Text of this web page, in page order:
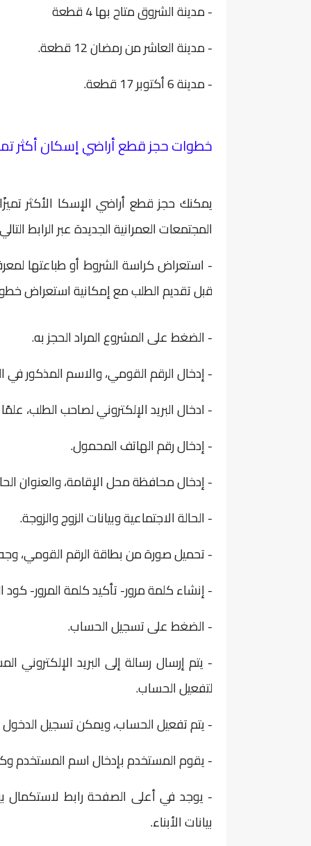
- مدينة الشروق متاح بها 4 قطعة
- مدينة العاشر من رمضان 12 قطعة.
- مدينة 6 أكتوبر 17 قطعة.
خطوات حجز قطع أراضي إسكان أكثر
يمكنك حجز قطع أراضي الإسكا الأكثر
المجتمعات العمرانية الجديدة عبر الرابط
- استعراض كراسة الشروط أو طباعتها
قبل تقديم الطلب مع إمكانية استعراض
- الضغط على المشروع المراد الحجز به.
- إدخال الرقم القومي، والاسم المذكور في
- ادخال البريد الإلكتروني لصاحب الطلب،
- إدخال رقم الهاتف المحمول.
- إدخال محافظة محل الإقامة، والعنوان
- الحالة الاجتماعية وبيانات الزوج والزوجة.
- تحميل صورة من بطاقة الرقم القومي،
- إنشاء كلمة مرور- تأكيد كلمة المرور-
- الضغط على تسجيل الحساب.
- يتم إرسال رسالة إلى البريد
لتفعيل الحساب.
- يتم تفعيل الحساب، ويمكن تسجيل الدخول
- يقوم المستخدم بإدخال اسم المستخدم
- يوجد في أعلى الصفحة رابط لاستكمال
بيانات الأبناء.